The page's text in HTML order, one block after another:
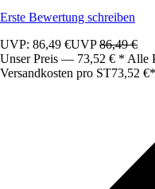
Erste Bewertung schreiben
UVP: 86,49 €UVP86,49 €
Unser Preis — 73,52 € * Alle
Versandkosten pro ST73,52 €*